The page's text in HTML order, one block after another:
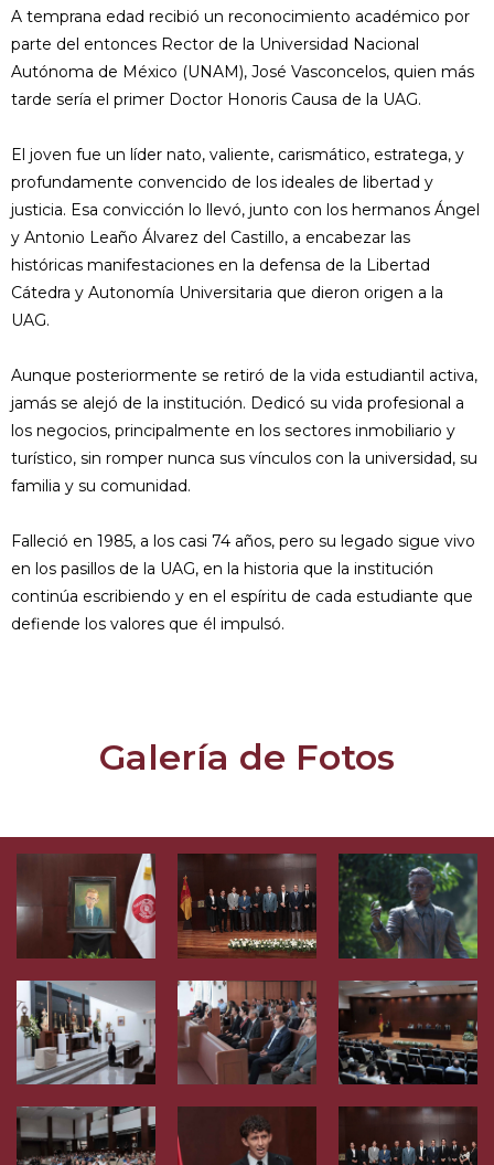
A temprana edad recibió un reconocimiento académico por
parte del entonces Rector de la Universidad Nacional
Autónoma de México (UNAM), José Vasconcelos, quien más
tarde sería el primer Doctor Honoris Causa de la UAG.
El joven fue un líder nato, valiente, carismático, estratega, y
profundamente convencido de los ideales de libertad y
justicia. Esa convicción lo llevó, junto con los hermanos Ángel
y Antonio Leaño Álvarez del Castillo, a encabezar las
históricas manifestaciones en la defensa de la Libertad
Cátedra y Autonomía Universitaria que dieron origen a la
UAG.
Aunque posteriormente se retiró de la vida estudiantil activa,
jamás se alejó de la institución. Dedicó su vida profesional a
los negocios, principalmente en los sectores inmobiliario y
turístico, sin romper nunca sus vínculos con la universidad, su
familia y su comunidad.
Falleció en 1985, a los casi 74 años, pero su legado sigue vivo
en los pasillos de la UAG, en la historia que la institución
continúa escribiendo y en el espíritu de cada estudiante que
defiende los valores que él impulsó.
Galería de Fotos